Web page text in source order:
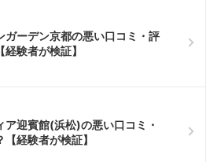
ガーデン京都の悪い口コミ・評
験者が検証】
ア迎賓館(浜松)の悪い口コミ・
経験者が検証】